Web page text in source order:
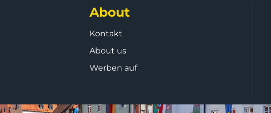
About
Kontakt
About us
Werben auf